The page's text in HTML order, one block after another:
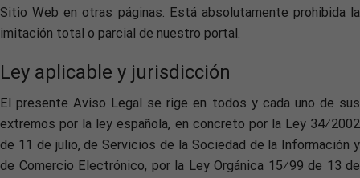
Sitio Web en otras páginas. Está absolutamente prohibida la
imitación total o parcial de nuestro portal.
Ley aplicable y jurisdicción
El presente Aviso Legal se rige en todos y cada uno de sus
extremos por la ley española, en concreto por la Ley 34⁄2002
de 11 de julio, de Servicios de la Sociedad de la Información y
de Comercio Electrónico, por la Ley Orgánica 15⁄99 de 13 de